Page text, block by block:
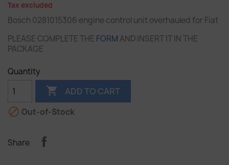
Tax excluded
Bosch 0281015306 engine control unit overhauled for Fiat
PLEASE COMPLETE THE FORM AND INSERT IT IN THE
PACKAGE
Quantity
 ADD TO CART
 Out-of-Stock
Share